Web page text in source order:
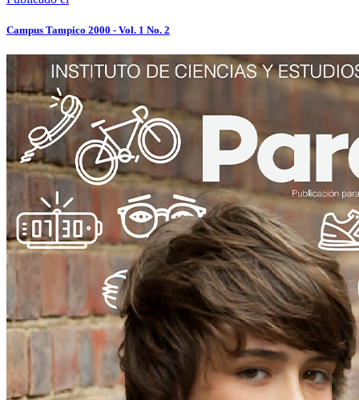
Campus Tampico 2000 - Vol. 1 No. 2